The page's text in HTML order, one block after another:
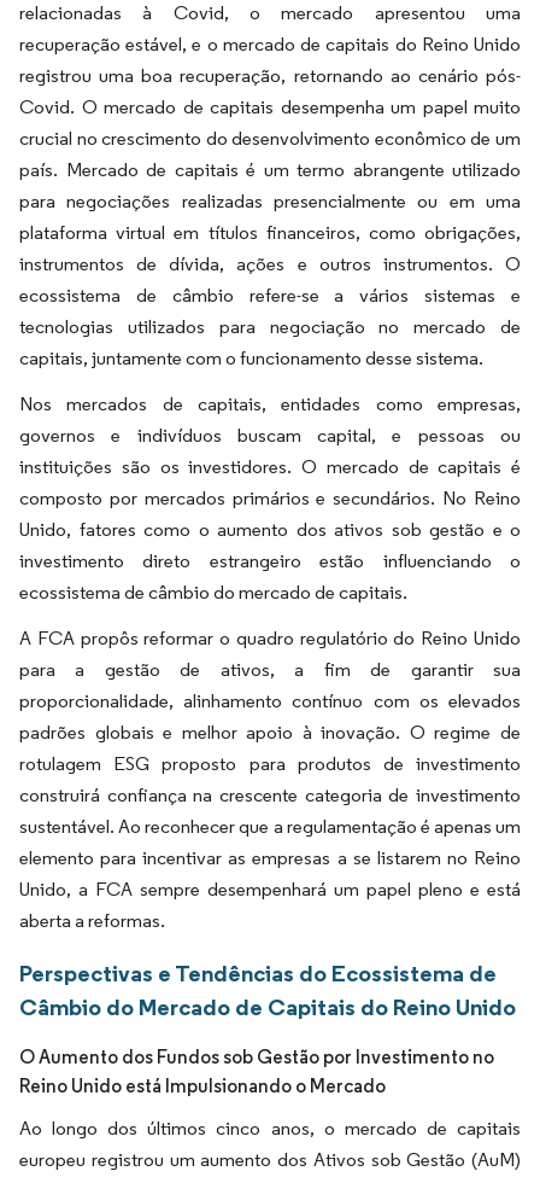
relacionadas à Covid, o mercado apresentou uma
recuperação estável, e o mercado de capitais do Reino Unido
registrou uma boa recuperação, retornando ao cenário pós-
Covid. O mercado de capitais desempenha um papel muito
crucial no crescimento do desenvolvimento econômico de um
país. Mercado de capitais é um termo abrangente utilizado
para negociações realizadas presencialmente ou em uma
plataforma virtual em títulos financeiros, como obrigações,
instrumentos de dívida, ações e outros instrumentos. O
ecossistema de câmbio refere-se a vários sistemas e
tecnologias utilizados para negociação no mercado de
capitais, juntamente com o funcionamento desse sistema.
Nos mercados de capitais, entidades como empresas,
governos e indivíduos buscam capital, e pessoas ou
instituições são os investidores. O mercado de capitais é
composto por mercados primários e secundários. No Reino
Unido, fatores como o aumento dos ativos sob gestão e o
investimento direto estrangeiro estão influenciando o
ecossistema de câmbio do mercado de capitais.
A FCA propôs reformar o quadro regulatório do Reino Unido
para a gestão de ativos, a fim de garantir sua
proporcionalidade, alinhamento contínuo com os elevados
padrões globais e melhor apoio à inovação. O regime de
rotulagem ESG proposto para produtos de investimento
construirá confiança na crescente categoria de investimento
sustentável. Ao reconhecer que a regulamentação é apenas um
elemento para incentivar as empresas a se listarem no Reino
Unido, a FCA sempre desempenhará um papel pleno e está
aberta a reformas.
Perspectivas e Tendências do Ecossistema de
Câmbio do Mercado de Capitais do Reino Unido
O Aumento dos Fundos sob Gestão por Investimento no
Reino Unido está Impulsionando o Mercado
Ao longo dos últimos cinco anos, o mercado de capitais
europeu registrou um aumento dos Ativos sob Gestão (AuM)